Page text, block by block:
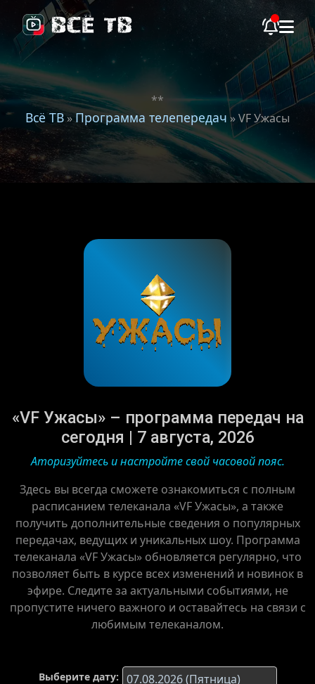
**
Всё ТВ»Программа телепередач » VF Ужасы
«VF Ужасы» – программа передач на
сегодня | 7 августа, 2026
Аторизуйтесь и настройте свой часовой пояс.
Здесь вы всегда сможете ознакомиться с полным
расписанием телеканала «VF Ужасы», а также
получить дополнительные сведения о популярных
передачах, ведущих и уникальных шоу. Программа
телеканала «VF Ужасы» обновляется регулярно, что
позволяет быть в курсе всех изменений и новинок в
эфире. Следите за актуальными событиями, не
пропустите ничего важного и оставайтесь на связи с
любимым телеканалом.
Выберите дату: